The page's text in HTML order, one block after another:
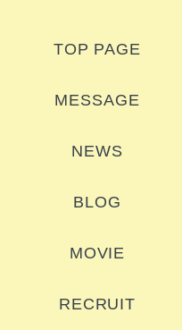
TOP PAGE
MESSAGE
NEWS
BLOG
MOVIE
RECRUIT